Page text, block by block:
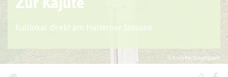
© Kreis Recklinghausen
Kultlokal direkt am Halterner Stausee